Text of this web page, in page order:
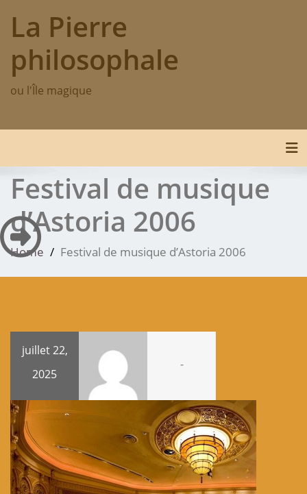
content
La Pierre
philosophale
ou l'Île magique
Festival de musique
d’Astoria 2006
Home Festival de musique d’Astoria 2006
juillet 22,
2025
-